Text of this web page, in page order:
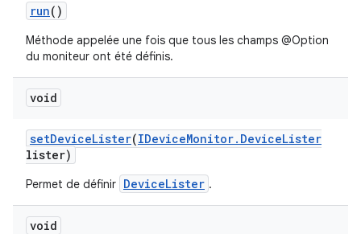
run()
Méthode appelée une fois que tous les champs @Option
du moniteur ont été définis.
void
setDeviceLister(IDeviceMonitor. DeviceLister
lister)
Permet de définir DeviceLister .
void